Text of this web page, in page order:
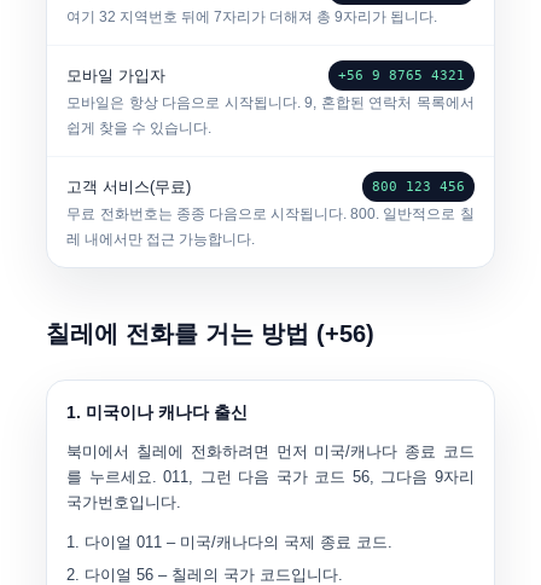
여기32 지역번호 뒤에 7자리가 더해져 총 9자리가 됩니다.
모바일 가입자 +56 9 8765 4321
모바일은 항상 다음으로 시작됩니다.9, 혼합된 연락처 목록에서
쉽게 찾을 수 있습니다.
고객 서비스(무료) 800 123 456
무료 전화번호는 종종 다음으로 시작됩니다.800. 일반적으로 칠
레 내에서만 접근 가능합니다.
칠레에 전화를 거는 방법 (+56)
1. 미국이나 캐나다 출신
북미에서 칠레에 전화하려면 먼저 미국/캐나다 종료 코드
를 누르세요.011, 그런 다음 국가 코드 56, 그다음 9자리
국가번호입니다.
다이얼011 – 미국/캐나다의 국제 종료 코드.
다이얼56 – 칠레의 국가 코드입니다.